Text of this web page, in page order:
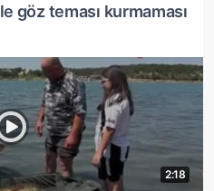
göz teması kurmaması
2:18